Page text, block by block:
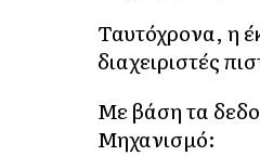
Ταυτόχρονα, η
διαχειριστές
Με βάση τα
Μηχανισμό: